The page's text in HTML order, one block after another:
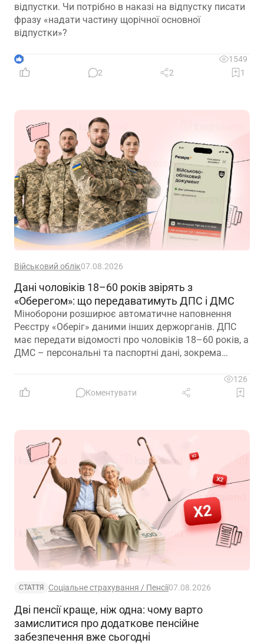
відпустки. Чи потрібно в наказі на відпустку писати
фразу «надати частину щорічної основної
відпустки»?
3
1549
2
2 1
Військовий облік07.08.2026
Дані чоловіків 18–60 років звірять з
«Оберегом»: що передаватимуть ДПС і ДМС
Міноборони розширює автоматичне наповнення
Реєстру «Оберіг» даними інших держорганів. ДПС
має передати відомості про чоловіків 18–60 років, а
ДМС – персональні та паспортні дані, зокрема
126
Коментувати
СТАТТЯ Соціальне страхування / Пенсії07.08.2026
Дві пенсії краще, ніж одна: чому варто
замислитися про додаткове пенсійне
забезпечення вже сьогодні